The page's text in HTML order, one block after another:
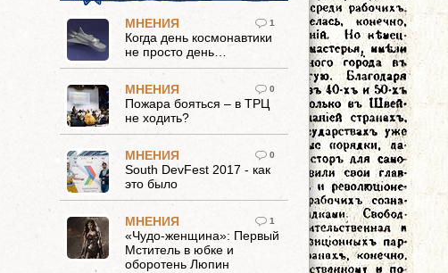
1
МНЕНИЯ
Когда день космонавтики
не просто день…
0
МНЕНИЯ
Пожара бояться – в ТРЦ
не ходить?
0
МНЕНИЯ
South DevFest 2017 - как
это было
1
МНЕНИЯ
«Чудо-женщина»: Первый
Мститель в юбке и
оборотень Люпин